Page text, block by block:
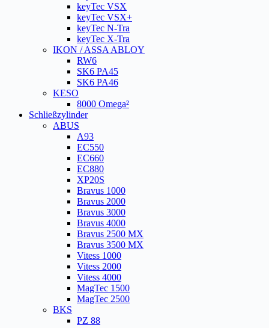
keyTec VSX
keyTec VSX+
keyTec N-Tra
keyTec X-Tra
IKON / ASSA ABLOY
RW6
SK6 PA45
SK6 PA46
KESO
8000 Omega²
Schließzylinder
ABUS
A93
EC550
EC660
EC880
XP20S
Bravus 1000
Bravus 2000
Bravus 3000
Bravus 4000
Bravus 2500 MX
Bravus 3500 MX
Vitess 1000
Vitess 2000
Vitess 4000
MagTec 1500
MagTec 2500
BKS
PZ 88